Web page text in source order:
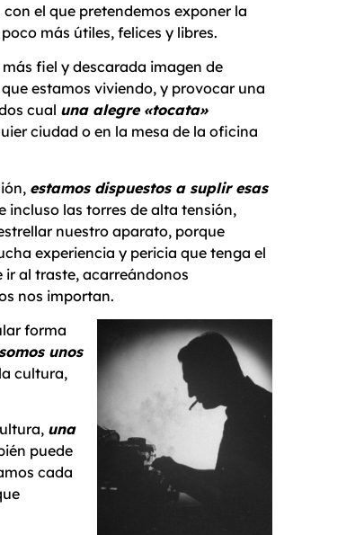
con el que pretendemos exponer la
más útiles, felices y libres.
fiel y descarada imagen de
estamos viviendo, y provocar una
cual una alegre «tocata»
ciudad o en la mesa de la oficina
estamos dispuestos a suplir esas
incluso las torres de alta tensión,
nuestro aparato, porque
experiencia y pericia que tenga el
ir al traste, acarreándonos
nos importan.
forma
unos
cultura,
una
puede
cada